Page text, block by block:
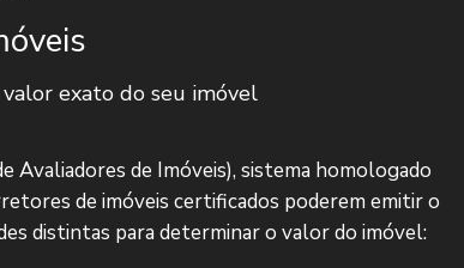
exato do seu imóvel
Avaliadores de Imóveis), sistema homologado
de imóveis certificados poderem emitir o
distintas para determinar o valor do imóvel: